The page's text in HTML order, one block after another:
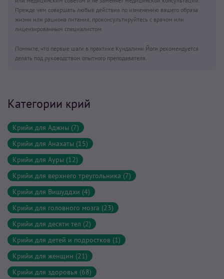
Прежде чем совершать любые действия по изменению вашего образа
жизни или рациона питания, проконсультируйтесь с врачом или
лицензированным специалистом.
Помните, что первые шаги в практике Кундалини Йоги рекомендуется
делать под руководством опытного преподавателя.
Категории крий
Крийи для Аджны (7)
Крийи для Анахаты (15)
Крийи для Ауры (12)
Крийи для верхнего треугольника (7)
Крийи для Вишуддхи (4)
Крийи для головного мозга (23)
Крийи для десяти тел (2)
Крийи для детей и подростков (1)
Крийи для женщин (21)
Крийи для здоровья (68)